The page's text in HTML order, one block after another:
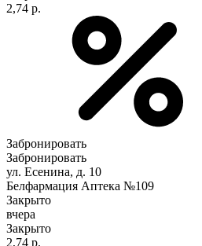
2,74 р.
Забронировать
Забронировать
ул. Есенина, д. 10
Белфармация Аптека №109
Закрыто
вчера
Закрыто
2,74 р.